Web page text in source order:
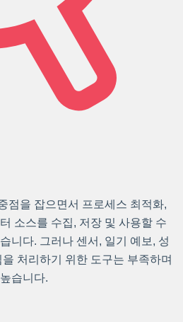
점을 잡으면서 프로세스 최적화,
소스를 수집, 저장 및 사용할 수
니다. 그러나 센서, 일기 예보, 성
처리하기 위한 도구는 부족하며
습니다.